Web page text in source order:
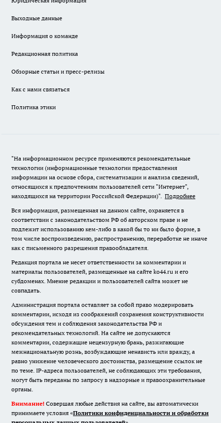
Выходные данные
Информация о команде
Редакционная политика
Обзорные статьи и пресс-релизы
Как с нами связаться
Политика этики
"На информационном ресурсе применяются рекомендательные
технологии (информационные технологии предоставления
информации на основе сбора, систематизации и анализа сведений,
относящихся к предпочтениям пользователей сети "Интернет",
находящихся на территории Российской Федерации)". Подробнее
Вся информация, размещенная на данном сайте, охраняется в
соответствии с законодательством РФ об авторском праве и не
подлежит использованию кем-либо в какой бы то ни было форме, в
том числе воспроизведению, распространению, переработке не иначе
как с письменного разрешения правообладателя.
Редакция портала не несет ответственности за комментарии и
материалы пользователей, размещенные на сайте ko44.ru и его
субдоменах. Мнение редакции и пользователей сайта может не
совпадать.
Администрация портала оставляет за собой право модерировать
комментарии, исходя из соображений сохранения конструктивности
обсуждения тем и соблюдения законодательства РФ и
рекомендательных технологий. На сайте не допускаются
комментарии, содержащие нецензурную брань, разжигающие
межнациональную рознь, возбуждающие ненависть или вражду, а
равно унижение человеческого достоинства, размещение ссылок не
по теме. IP-адреса пользователей, не соблюдающих эти требования,
могут быть переданы по запросу в надзорные и правоохранительные
органы.
Внимание! Совершая любые действия на сайте, вы автоматически
принимаете условия «Политики конфиденциальности и обработки